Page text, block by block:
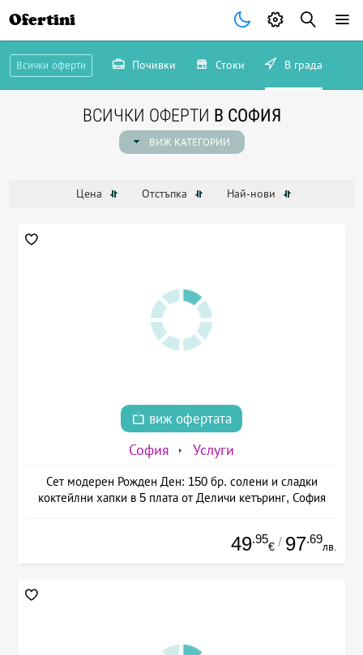
Ofertini
Всички оферти Почивки Стоки В града
ВСИЧКИ ОФЕРТИ В СОФИЯ
ВИЖ КАТЕГОРИИ
Цена Отстъпка Най-нови
виж офертата
София Услуги
Сет модерен Рожден Ден: 150 бр. солени и сладки
коктейлни хапки в 5 плата от Деличи кетъринг, София
49.95
€ / 97.69
лв.